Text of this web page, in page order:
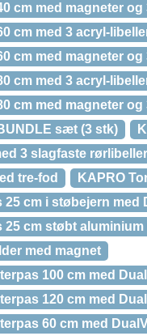
cm med magneter
cm med 3 acryl-
cm med magneter
cm med 3 acryl-
cm med magneter
sæt (3 stk)
3 slagfaste
tre-fod
KAPRO
25 cm i støbejern med
25 cm støbt
med magnet
100 cm med
120 cm med
60 cm med